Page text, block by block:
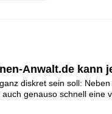
Anwalt.de kann
diskret sein soll:
auch genauso schnell eine